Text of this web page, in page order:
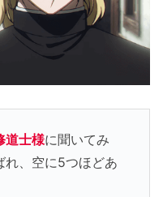
道士様に聞いてみ
れ、空に5つほどあ